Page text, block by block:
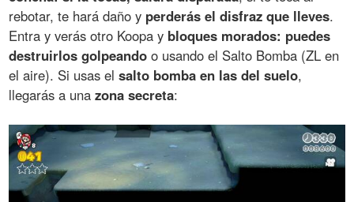
rebotar, te hará daño y perderás el disfraz que lleves.
Entra y verás otro Koopa y bloques morados: puedes
destruirlos golpeando o usando el Salto Bomba (ZL en
el aire). Si usas elsalto bomba en las del suelo,
llegarás a unazona secreta: